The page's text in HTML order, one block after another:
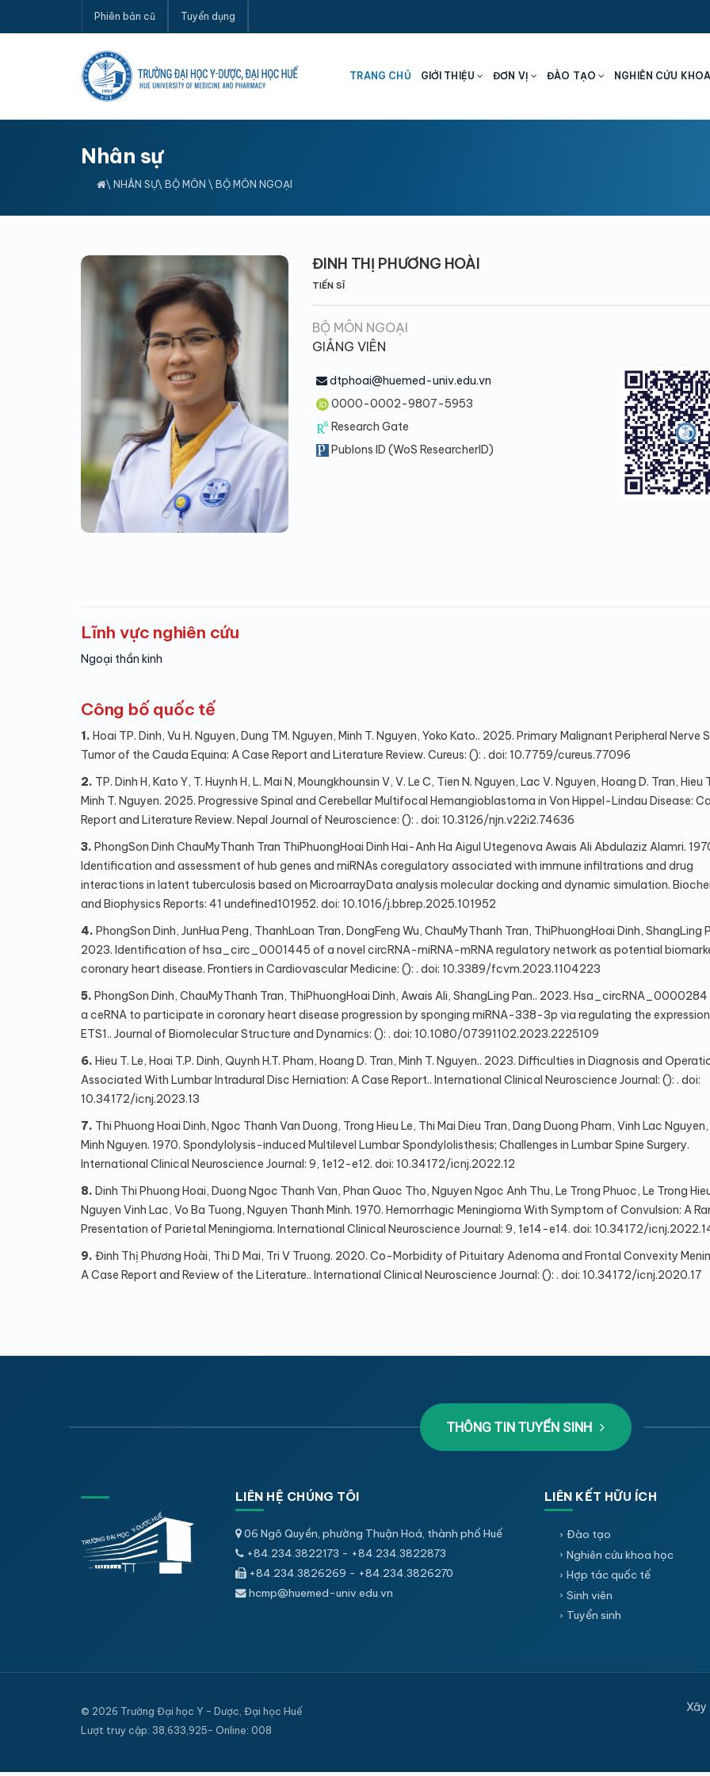
Phiên bản cũ Tuyển dụng
TRANG CHỦ GIỚI THIỆU ĐƠN VỊ ĐÀO TẠO NGHIÊN CỨU
Nhân sự
\ NHÂN SỰ\ BỘ MÔN \ BỘ MÔN NGOẠI
ĐINH THỊ PHƯƠNG HOÀI
TIẾN SĨ
BỘ MÔN NGOẠI
GIẢNG VIÊN
dtphoai@huemed-univ.edu.vn
0000-0002-9807-5953
Research Gate
Publons ID (WoS ResearcherID)
Lĩnh vực nghiên cứu
Ngoại thần kinh
Công bố quốc tế
1. Hoai TP. Dinh, Vu H. Nguyen, Dung TM. Nguyen, Minh T. Nguyen, Yoko Kato.. 2025. Primary Malignant Peripheral Nerve
Tumor of the Cauda Equina: A Case Report and Literature Review. Cureus: (): . doi: 10.7759/cureus.77096
2. TP. Dinh H, Kato Y, T. Huynh H, L. Mai N, Moungkhounsin V, V. Le C, Tien N. Nguyen, Lac V. Nguyen, Hoang D. Tran, Hieu
Minh T. Nguyen. 2025. Progressive Spinal and Cerebellar Multifocal Hemangioblastoma in Von Hippel-Lindau Disease:
Report and Literature Review. Nepal Journal of Neuroscience: (): . doi: 10.3126/njn.v22i2.74636
3. PhongSon Dinh ChauMyThanh Tran ThiPhuongHoai Dinh Hai-Anh Ha Aigul Utegenova Awais Ali Abdulaziz Alamri.
Identification and assessment of hub genes and miRNAs coregulatory associated with immune infiltrations and drug
interactions in latent tuberculosis based on MicroarrayData analysis molecular docking and dynamic simulation.
and Biophysics Reports: 41 undefined101952. doi: 10.1016/j.bbrep.2025.101952
4. PhongSon Dinh, JunHua Peng, ThanhLoan Tran, DongFeng Wu, ChauMyThanh Tran, ThiPhuongHoai Dinh, ShangLing
2023. Identification of hsa_circ_0001445 of a novel circRNA-miRNA-mRNA regulatory network as potential
coronary heart disease. Frontiers in Cardiovascular Medicine: (): . doi: 10.3389/fcvm.2023.1104223
5. PhongSon Dinh, ChauMyThanh Tran, ThiPhuongHoai Dinh, Awais Ali, ShangLing Pan.. 2023.
a ceRNA to participate in coronary heart disease progression by sponging miRNA-338-3p via regulating the
ETS1.. Journal of Biomolecular Structure and Dynamics: (): . doi: 10.1080/07391102.2023.2225109
6. Hieu T. Le, Hoai T.P. Dinh, Quynh H.T. Pham, Hoang D. Tran, Minh T. Nguyen.. 2023. Difficulties in Diagnosis and
Associated With Lumbar Intradural Disc Herniation: A Case Report.. International Clinical Neuroscience Journal: (): . doi:
10.34172/icnj.2023.13
7. Thi Phuong Hoai Dinh, Ngoc Thanh Van Duong, Trong Hieu Le, Thi Mai Dieu Tran, Dang Duong Pham, Vinh Lac
Minh Nguyen. 1970. Spondylolysis-induced Multilevel Lumbar Spondylolisthesis; Challenges in Lumbar Spine Surgery.
International Clinical Neuroscience Journal: 9, 1e12-e12. doi: 10.34172/icnj.2022.12
8. Dinh Thi Phuong Hoai, Duong Ngoc Thanh Van, Phan Quoc Tho, Nguyen Ngoc Anh Thu, Le Trong Phuoc, Le Trong
Nguyen Vinh Lac, Vo Ba Tuong, Nguyen Thanh Minh. 1970. Hemorrhagic Meningioma With Symptom of Convulsion: A
Presentation of Parietal Meningioma. International Clinical Neuroscience Journal: 9, 1e14-e14. doi: 10.34172/
9. Đinh Thị Phương Hoài, Thi D Mai, Tri V Truong. 2020. Co-Morbidity of Pituitary Adenoma and Frontal Convexity
A Case Report and Review of the Literature.. International Clinical Neuroscience Journal: (): . doi: 10.34172/icnj.2020.17
THÔNG TIN TUYỂN SINH
LIÊN HỆ CHÚNG TÔI
06 Ngô Quyền, phường Thuận Hoá, thành phố Huế
+84.234.3822173 - +84.234.3822873
+84.234.3826269 - +84.234.3826270
hcmp@huemed-univ.edu.vn
LIÊN KẾT HỮU ÍCH
Đào tạo
Nghiên cứu khoa học
Hợp tác quốc tế
Sinh viên
Tuyển sinh
© 2026 Trường Đại học Y - Dược, Đại học Huế
Lượt truy cập: 38,633,925- Online: 008
Xây